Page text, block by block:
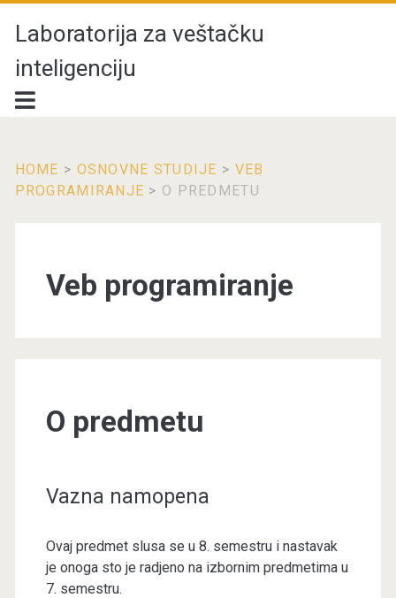
Laboratorija za veštačku
inteligenciju
HOME > OSNOVNE STUDIJE > VEB
PROGRAMIRANJE > O PREDMETU
Veb programiranje
O predmetu
Vazna namopena
Ovaj predmet slusa se u 8. semestru i nastavak
je onoga sto je radjeno na izbornim predmetima u
7. semestru.